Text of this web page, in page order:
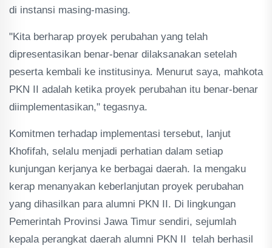
di instansi masing-masing.
"Kita berharap proyek perubahan yang telah
dipresentasikan benar-benar dilaksanakan setelah
peserta kembali ke institusinya. Menurut saya, mahkota
PKN II adalah ketika proyek perubahan itu benar-benar
diimplementasikan," tegasnya.
Komitmen terhadap implementasi tersebut, lanjut
Khofifah, selalu menjadi perhatian dalam setiap
kunjungan kerjanya ke berbagai daerah. Ia mengaku
kerap menanyakan keberlanjutan proyek perubahan
yang dihasilkan para alumni PKN II. Di lingkungan
Pemerintah Provinsi Jawa Timur sendiri, sejumlah
kepala perangkat daerah alumni PKN II telah berhasil